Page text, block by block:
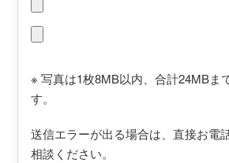
※ 写真は1枚8MB以内、合計24MBま
す。
送信エラーが出る場合は、直接お電
相談ください。